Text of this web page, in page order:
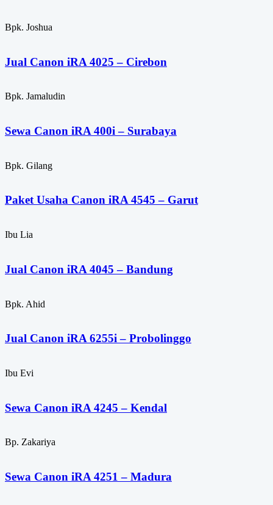
Bpk. Joshua
Jual Canon iRA 4025 – Cirebon
Bpk. Jamaludin
Sewa Canon iRA 400i – Surabaya
Bpk. Gilang
Paket Usaha Canon iRA 4545 – Garut
Ibu Lia
Jual Canon iRA 4045 – Bandung
Bpk. Ahid
Jual Canon iRA 6255i – Probolinggo
Ibu Evi
Sewa Canon iRA 4245 – Kendal
Bp. Zakariya
Sewa Canon iRA 4251 – Madura